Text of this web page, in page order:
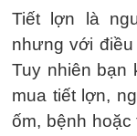
Tiết lợn là
nhưng với
Tuy nhiên bạn
mua tiết lợn,
ốm, bệnh